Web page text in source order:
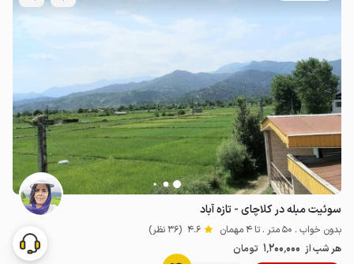
سوئیت مبله در کلاچای - تازه آباد
بدون خواب . 50 متر . تا 4 مهمان 4.6 (36 نظر)
هر شب از 1٬200٬000 تومان